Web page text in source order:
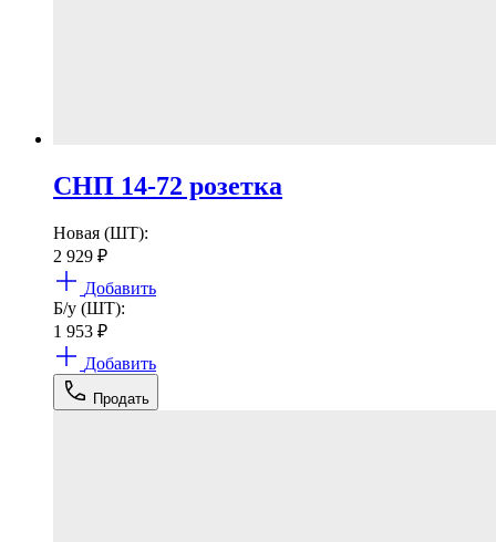
СНП 14-72 розетка
Новая (ШТ):
2 929 ₽
Добавить
Б/у (ШТ):
1 953 ₽
Добавить
Продать